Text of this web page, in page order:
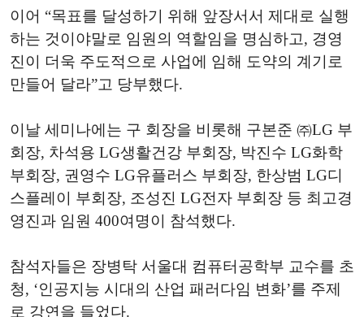
이어 “목표를 달성하기 위해 앞장서서 제대로 실행
하는 것이야말로 임원의 역할임을 명심하고, 경영
진이 더욱 주도적으로 사업에 임해 도약의 계기로
만들어 달라”고 당부했다.
이날 세미나에는 구 회장을 비롯해 구본준 ㈜LG 부
회장, 차석용 LG생활건강 부회장, 박진수 LG화학
부회장, 권영수 LG유플러스 부회장, 한상범 LG디
스플레이 부회장, 조성진 LG전자 부회장 등 최고경
영진과 임원 400여명이 참석했다.
참석자들은 장병탁 서울대 컴퓨터공학부 교수를 초
청, ‘인공지능 시대의 산업 패러다임 변화’를 주제
로 강연을 들었다.